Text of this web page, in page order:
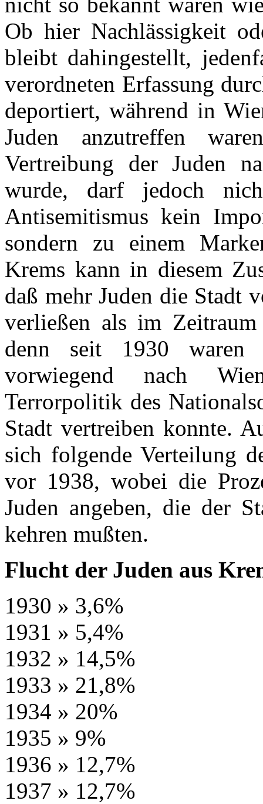
Ob hier Nachlässigkeit
bleibt dahingestellt,
verordneten Erfassung
deportiert, während in
Juden anzutreffen
Vertreibung der Juden
wurde, darf jedoch
Antisemitismus kein
sondern zu einem
Krems kann in diesem
daß mehr Juden die Stadt
verließen als im
denn seit 1930 waren
vorwiegend nach
Terrorpolitik des
Stadt vertreiben konnte.
sich folgende Verteilung
vor 1938, wobei die
Juden angeben, die der
kehren mußten.
Flucht der Juden aus
1930 » 3,6%
1931 » 5,4%
1932 » 14,5%
1933 » 21,8%
1934 » 20%
1935 » 9%
1936 » 12,7%
1937 » 12,7%